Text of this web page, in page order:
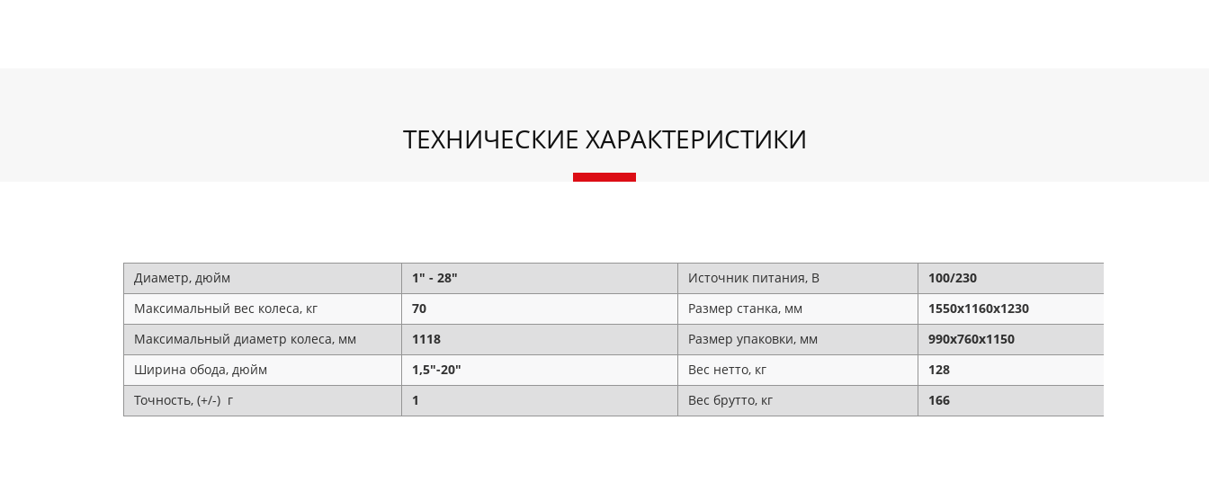
ТЕХНИЧЕСКИЕ ХАРАКТЕРИСТИКИ
Диаметр, дюйм 1" - 28" Источник питания, В
100/230
Максимальный вес колеса, кг
70 Размер cтанка, мм
1550х1160х1230
Максимальный диаметр колеса, мм
1118 Размер упаковки, мм
990х760х1150
Ширина обода, дюйм
1,5"-20" Вес нетто, кг
128
Точность, (+/-) г
1 Вес брутто, кг 166